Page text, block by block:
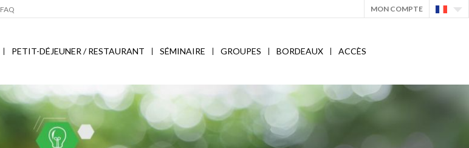
FAQ MON COMPTE
PETIT-DÉJEUNER / RESTAURANT SÉMINAIRE GROUPES BORDEAUX ACCÈS